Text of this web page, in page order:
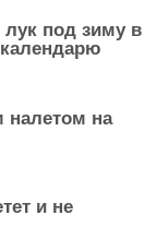
лук под зиму в
налетом на
и не